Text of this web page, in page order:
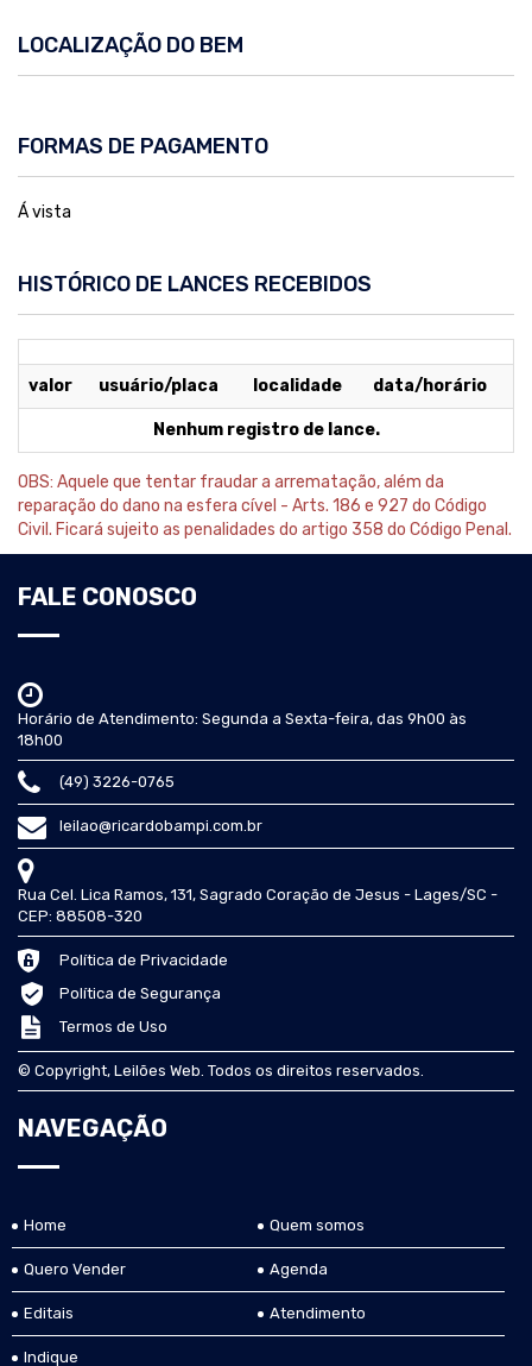
LOCALIZAÇÃO DO BEM
FORMAS DE PAGAMENTO
Á vista
HISTÓRICO DE LANCES RECEBIDOS
valor usuário/placa localidade data/horário
Nenhum registro de lance.
OBS: Aquele que tentar fraudar a arrematação, além da
reparação do dano na esfera cível - Arts. 186 e 927 do Código
Civil. Ficará sujeito as penalidades do artigo 358 do Código Penal.
FALE CONOSCO
Horário de Atendimento: Segunda a Sexta-feira, das 9h00 às
18h00
(49) 3226-0765
leilao@ricardobampi.com.br
Rua Cel. Lica Ramos, 131, Sagrado Coração de Jesus - Lages/SC -
CEP: 88508-320
Política de Privacidade
Política de Segurança
Termos de Uso
© Copyright, Leilões Web. Todos os direitos reservados.
NAVEGAÇÃO
Home Quem somos
Quero Vender Agenda
Editais Atendimento
Indique